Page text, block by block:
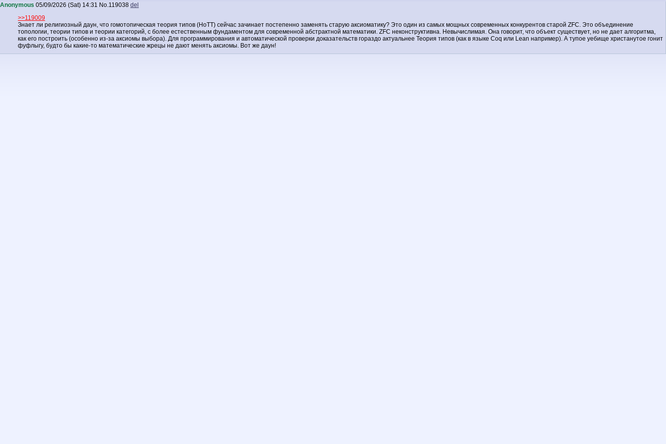
Anonymous 05/09/2026 (Sat) 14:31 No.119038 del
>>119009
Знает ли религиозный даун, что гомотопическая теория типов (HoTT) сейчас зачинает постепенно заменять старую аксиоматику? Это один из самых мощных современных конкурентов старой ZFC. Это объединение
топологии, теории типов и теории категорий, с более естественным фундаментом для современной абстрактной математики. ZFC неконструктивна. Невычислимая. Она говорит, что объект существует, но не дает алгоритма,
как его построить (особенно из-за аксиомы выбора). Для программирования и автоматической проверки доказательств гораздо актуальнее Теория типов (как в языке Coq или Lean например). А тупое уебище христанутое гонит
фуфлыгу, будто бы какие-то математические жрецы не дают менять аксиомы. Вот же даун!